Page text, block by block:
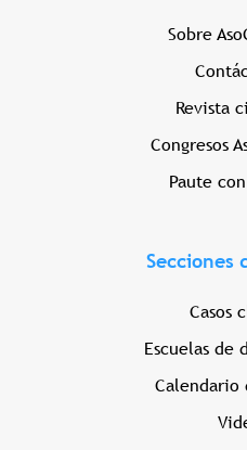
Sobre
Revista
Congresos
Paute
Secciones
Casos
Escuelas de
Calendario